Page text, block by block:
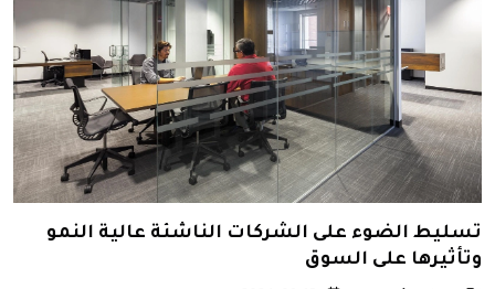
تسليط الضوء على الشركات الناشئة عالية النمو
وتأثيرها على السوق